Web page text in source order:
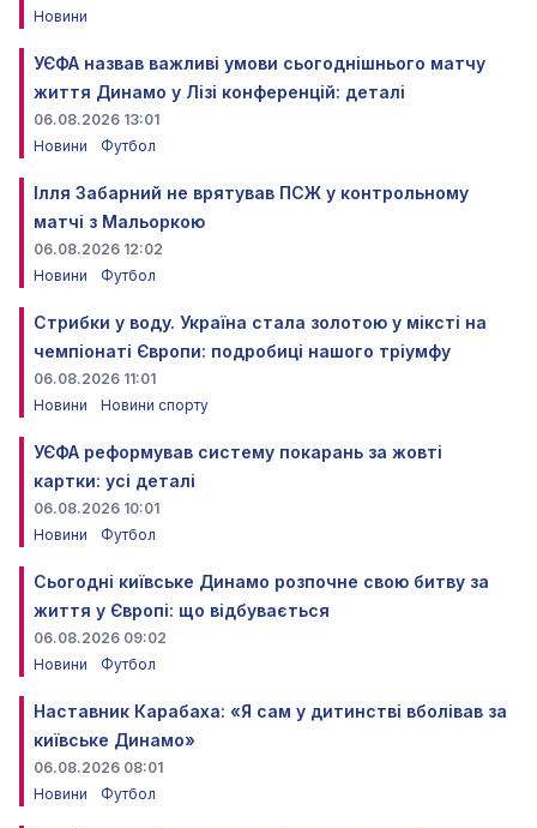
Новини
УЄФА назвав важливі умови сьогоднішнього матчу
життя Динамо у Лізі конференцій: деталі
06.08.2026 13:01
Новини
Футбол
Ілля Забарний не врятував ПСЖ у контрольному
матчі з Мальоркою
06.08.2026 12:02
Новини
Футбол
Стрибки у воду. Україна стала золотою у міксті на
чемпіонаті Європи: подробиці нашого тріумфу
06.08.2026 11:01
Новини
Новини спорту
УЄФА реформував систему покарань за жовті
картки: усі деталі
06.08.2026 10:01
Новини
Футбол
Сьогодні київське Динамо розпочне свою битву за
життя у Європі: що відбувається
06.08.2026 09:02
Новини
Футбол
Наставник Карабаха: «Я сам у дитинстві вболівав за
київське Динамо»
06.08.2026 08:01
Новини
Футбол